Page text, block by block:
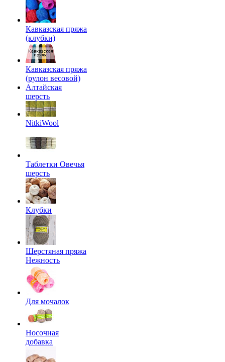
Кавказская пряжа
(клубки)
Кавказская пряжа
(рулон весовой)
Алтайская
шерсть
NitkiWool
Таблетки Овечья
шерсть
Клубки
Шерстяная пряжа
Нежность
Для мочалок
Носочная
добавка